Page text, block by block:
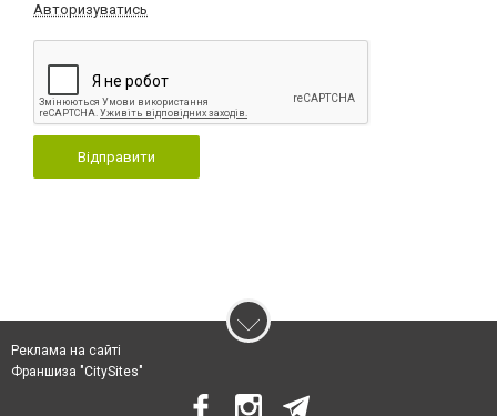
Авторизуватись
Відправити
Реклама на сайті
Франшиза "CitySites"